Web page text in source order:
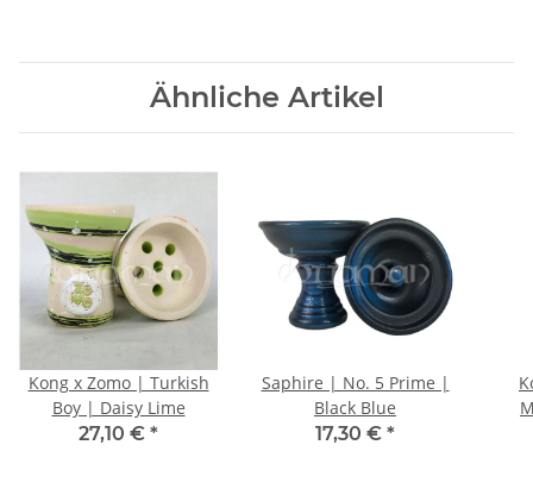
Ähnliche Artikel
Kong x Zomo | Turkish
Boy | Daisy Lime
27,10 € *
Saphire | No. 5 Prime |
Black Blue
17,30 € *